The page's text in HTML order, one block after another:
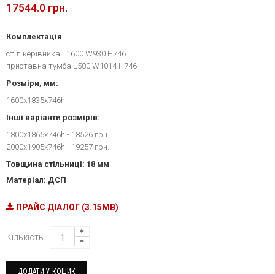
17544.0 грн.
Комплектація
стіл керівника L1600 W930 H746
приставна тумба L580 W1014 H746
Розміри, мм:
1600х1835x746h
Інші варіанти розмірів:
1800x1865x746h - 18526 грн
2000x1905x746h - 19257 грн.
Товщина стільниці: 18 мм
Матеріал: ДСП
ПРАЙС ДІАЛОГ (3.15MB)
Кількість